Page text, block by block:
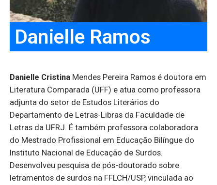
Danielle Ramos
Danielle Cristina Mendes Pereira Ramos é doutora em
Literatura Comparada (UFF) e atua como professora
adjunta do setor de Estudos Literários do
Departamento de Letras-Libras da Faculdade de
Letras da UFRJ. É também professora colaboradora
do Mestrado Profissional em Educação Bilíngue do
Instituto Nacional de Educação de Surdos.
Desenvolveu pesquisa de pós-doutorado sobre
letramentos de surdos na FFLCH/USP, vinculada ao